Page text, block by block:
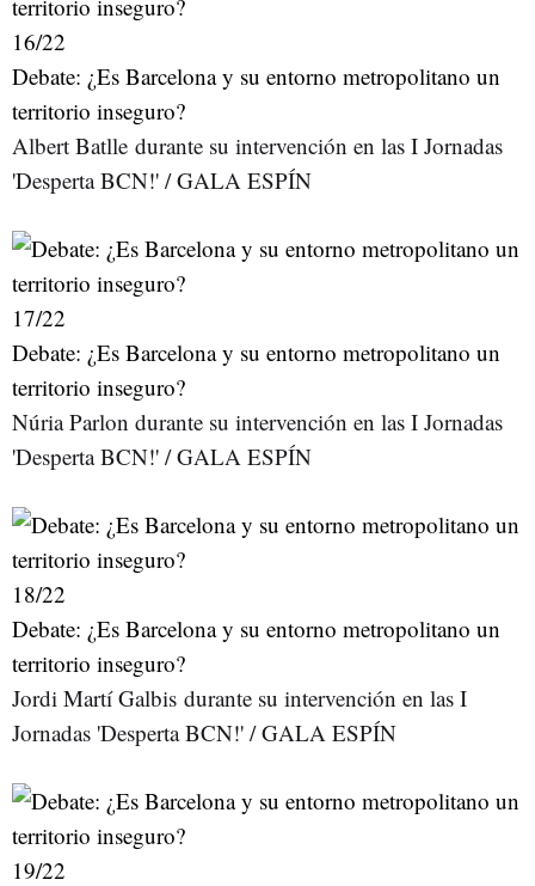
16/22
Debate: ¿Es Barcelona y su entorno metropolitano un
territorio inseguro?
Albert Batlle durante su intervención en las I Jornadas
'Desperta BCN!' / GALA ESPÍN
17/22
Debate: ¿Es Barcelona y su entorno metropolitano un
territorio inseguro?
Núria Parlon durante su intervención en las I Jornadas
'Desperta BCN!' / GALA ESPÍN
18/22
Debate: ¿Es Barcelona y su entorno metropolitano un
territorio inseguro?
Jordi Martí Galbis durante su intervención en las I
Jornadas 'Desperta BCN!' / GALA ESPÍN
19/22